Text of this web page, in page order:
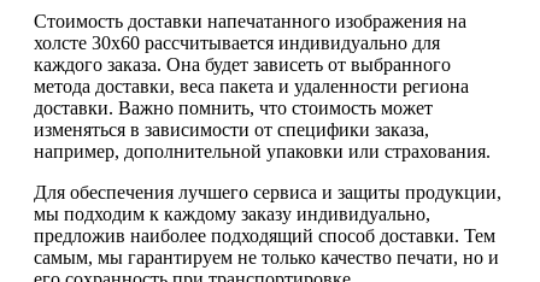
Стоимость доставки напечатанного изображения на
холсте 30х60 рассчитывается индивидуально для
каждого заказа. Она будет зависеть от выбранного
метода доставки, веса пакета и удаленности региона
доставки. Важно помнить, что стоимость может
изменяться в зависимости от специфики заказа,
например, дополнительной упаковки или страхования.
Для обеспечения лучшего сервиса и защиты продукции,
мы подходим к каждому заказу индивидуально,
предложив наиболее подходящий способ доставки. Тем
самым, мы гарантируем не только качество печати, но и